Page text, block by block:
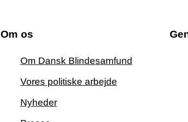
Om os
Om Dansk Blindesamfund
Vores politiske arbejde
Nyheder